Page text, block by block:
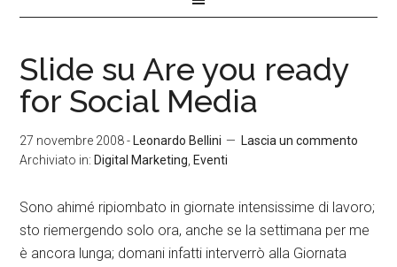
Slide su Are you ready
for Social Media
27 novembre 2008- Leonardo Bellini
Lascia un commento
Archiviato in: Digital Marketing Eventi
Sono ahimé ripiombato in giornate intensissime di lavoro;
sto riemergendo solo ora, anche se la settimana per me
è ancora lunga; domani infatti interverrò alla Giornata